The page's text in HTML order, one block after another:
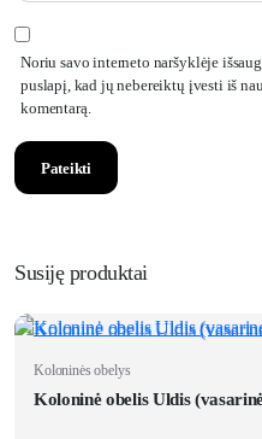
Noriu savo interneto naršyklėje
puslapį, kad jų nebereiktų įvesti iš
komentarą.
Susiję produktai
Koloninės obelys
Koloninė obelis Uldis